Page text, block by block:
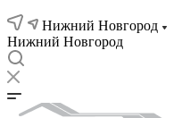
Нижний Новгород
Нижний Новгород